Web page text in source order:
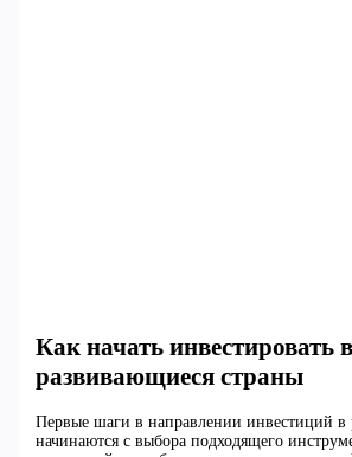
Как начать инвестировать в
развивающиеся страны
Первые шаги в направлении инвестиций
начинаются с выбора подходящего